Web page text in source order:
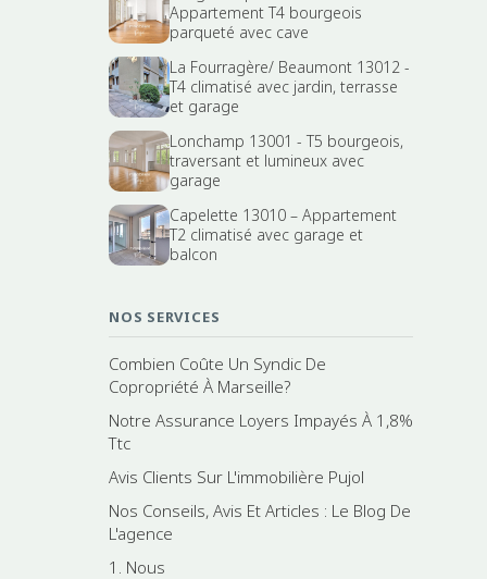
Appartement T4 bourgeois
parqueté avec cave
La Fourragère/ Beaumont 13012 -
T4 climatisé avec jardin, terrasse
et garage
Lonchamp 13001 - T5 bourgeois,
traversant et lumineux avec
garage
Capelette 13010 – Appartement
T2 climatisé avec garage et
balcon
NOS SERVICES
Combien Coûte Un Syndic De
Copropriété À Marseille?
Notre Assurance Loyers Impayés À 1,8%
Ttc
Avis Clients Sur L'immobilière Pujol
Nos Conseils, Avis Et Articles : Le Blog De
L'agence
1. Nous